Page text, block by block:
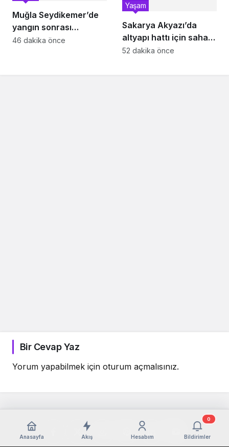
Muğla Seydikemer’de
yangın sonrası
seferberlik
46 dakika önce
Sakarya Akyazı’da
altyapı hattı için saha
çalışmaları başladı
Yaşam
52 dakika önce
Bir Cevap Yaz
Yorum yapabilmek için oturum açmalısınız.
Anasayfa Akış Hesabım Bildirimler
0